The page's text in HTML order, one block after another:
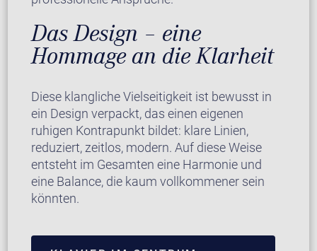
Das Design – eine
Hommage an die Klarheit
Diese klangliche Vielseitigkeit ist bewusst in
ein Design verpackt, das einen eigenen
ruhigen Kontrapunkt bildet: klare Linien,
reduziert, zeitlos, modern. Auf diese Weise
entsteht im Gesamten eine Harmonie und
eine Balance, die kaum vollkommener sein
könnten.